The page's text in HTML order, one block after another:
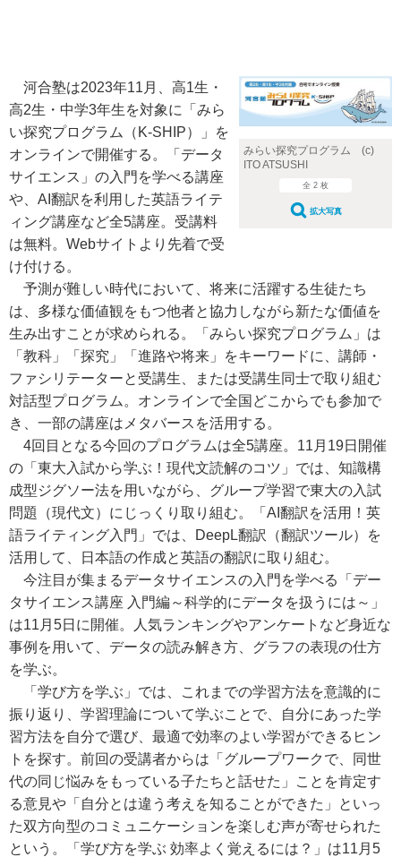
みらい探究プログラム (c)
ITO ATSUSHI
全 2 枚
拡大写真
河合塾は2023年11月、高1生・
高2生・中学3年生を対象に「みら
い探究プログラム（K-SHIP）」を
オンラインで開催する。「データ
サイエンス」の入門を学べる講座
や、AI翻訳を利用した英語ライテ
ィング講座など全5講座。受講料
は無料。Webサイトより先着で受
け付ける。
予測が難しい時代において、将来に活躍する生徒たち
は、多様な価値観をもつ他者と協力しながら新たな価値を
生み出すことが求められる。「みらい探究プログラム」は
「教科」「探究」「進路や将来」をキーワードに、講師・
ファシリテーターと受講生、または受講生同士で取り組む
対話型プログラム。オンラインで全国どこからでも参加で
き、一部の講座はメタバースを活用する。
4回目となる今回のプログラムは全5講座。11月19日開催
の「東大入試から学ぶ！現代文読解のコツ」では、知識構
成型ジグソー法を用いながら、グループ学習で東大の入試
問題（現代文）にじっくり取り組む。「AI翻訳を活用！英
語ライティング入門」では、DeepL翻訳（翻訳ツール）を
活用して、日本語の作成と英語の翻訳に取り組む。
今注目が集まるデータサイエンスの入門を学べる「デー
タサイエンス講座 入門編～科学的にデータを扱うには～」
は11月5日に開催。人気ランキングやアンケートなど身近な
事例を用いて、データの読み解き方、グラフの表現の仕方
を学ぶ。
「学び方を学ぶ」では、これまでの学習方法を意識的に
振り返り、学習理論について学ぶことで、自分にあった学
習方法を自分で選び、最適で効率のよい学習ができるヒン
トを探す。前回の受講者からは「グループワークで、同世
代の同じ悩みをもっている子たちと話せた」ことを肯定す
る意見や「自分とは違う考えを知ることができた」といっ
た双方向型のコミュニケーションを楽しむ声が寄せられた
という。「学び方を学ぶ 効率よく覚えるには？」は11月5